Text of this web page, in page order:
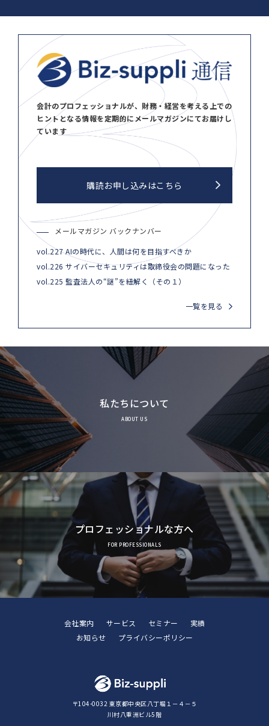
会計のプロフェッショナルが、財務・経営を考える上での
ヒントとなる情報を定期的にメールマガジンにてお届けし
ています
購読お申し込みはこちら
メールマガジン バックナンバー
vol.227 AIの時代に、人間は何を目指すべきか
vol.226 サイバーセキュリティは取締役会の問題になった
vol.225 監査法人の“謎”を紐解く（その１）
一覧を見る
私たちについて
ABOUT US
プロフェッショナルな方へ
FOR PROFESSIONALS
〒104-0032 東京都中央区八丁堀１－４－５
川村八重洲ビル5階
会社案内 サービス セミナー
実績
お知らせ
プライバシーポリシー